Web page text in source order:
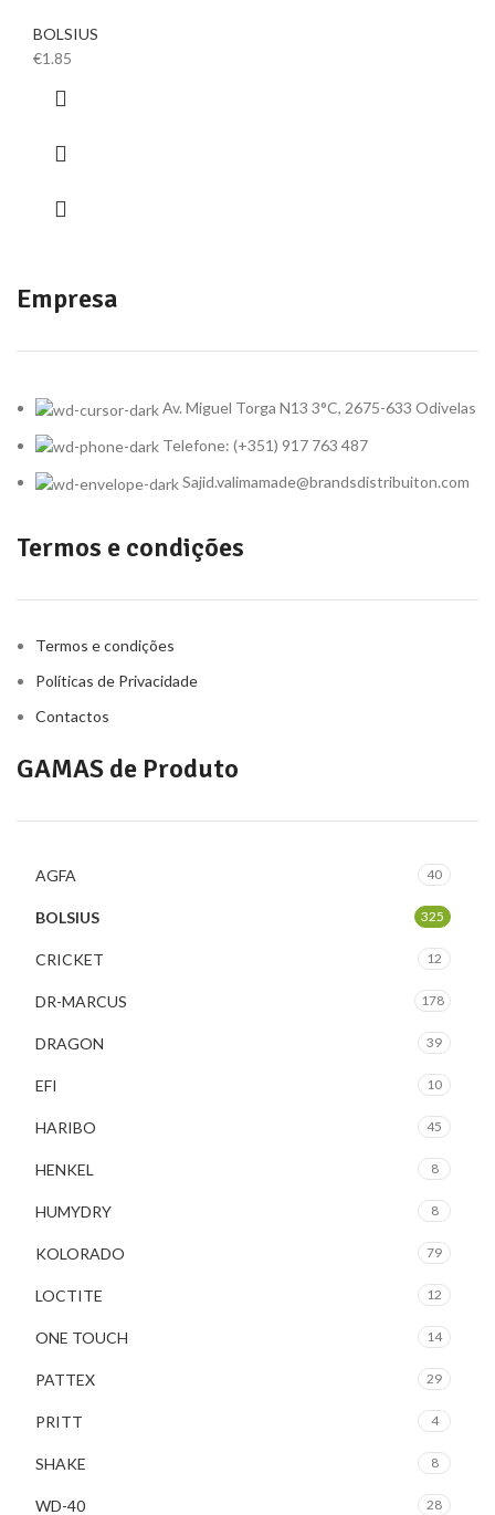
BOLSIUS
€1.85
Empresa
Av. Miguel Torga N13 3°C, 2675-633 Odivelas
Telefone: (+351) 917 763 487
Sajid.valimamade@brandsdistribuiton.com
Termos e condições
Termos e condições
Políticas de Privacidade
Contactos
GAMAS de Produto
AGFA 40
BOLSIUS 325
CRICKET 12
DR-MARCUS 178
DRAGON 39
EFI 10
HARIBO 45
HENKEL 8
HUMYDRY 8
KOLORADO 79
LOCTITE 12
ONE TOUCH 14
PATTEX 29
PRITT 4
SHAKE 8
WD-40 28